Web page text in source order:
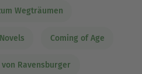
Wegträumen
Coming of Age
Ravensburger